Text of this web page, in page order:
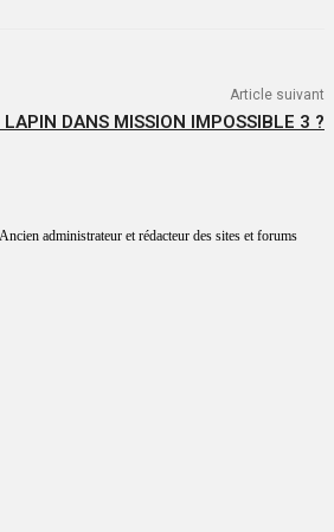
Article suivant
LAPIN DANS MISSION IMPOSSIBLE 3 ?
administrateur et rédacteur des sites et forums